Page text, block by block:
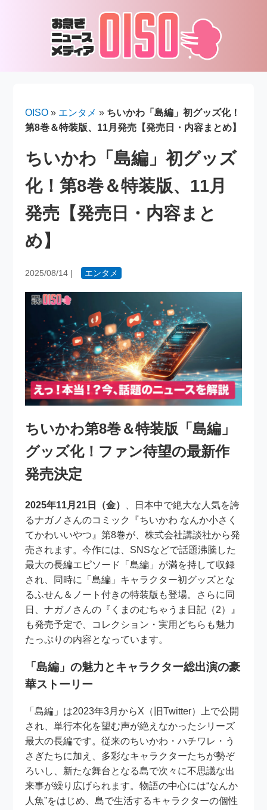
OISO » エンタメ » ちいかわ「島編」初グッズ化！
第8巻＆特装版、11月発売【発売日・内容まとめ】
ちいかわ「島編」初グッズ
化！第8巻＆特装版、11月
発売【発売日・内容まと
め】
2025/08/14 | エンタメ
ちいかわ第8巻＆特装版「島編」
グッズ化！ファン待望の最新作
発売決定
2025年11月21日（金）
、日本中で絶大な人気を誇
るナガノさんのコミック『ちいかわ なんか小さく
てかわいいやつ』第8巻が、株式会社講談社から発
売されます。今作には、SNSなどで話題沸騰した
最大の長編エピソード「島編」が満を持して収録
され、同時に「島編」キャラクター初グッズとな
るふせん＆ノート付きの特装版も登場。さらに同
日、ナガノさんの『くまのむちゃうま日記（2）』
も発売予定で、コレクション・実用どちらも魅力
たっぷりの内容となっています。
「島編」の魅力とキャラクター総出演の豪
華ストーリー
「島編」は2023年3月からX（旧Twitter）上で公開
され、単行本化を望む声が絶えなかったシリーズ
最大の長編です。従来のちいかわ・ハチワレ・う
さぎたちに加え、多彩なキャラクターたちが勢ぞ
ろいし、新たな舞台となる島で次々に不思議な出
来事が繰り広げられます。物語の中心には“なんか
人魚”をはじめ、島で生活するキャラクターの個性